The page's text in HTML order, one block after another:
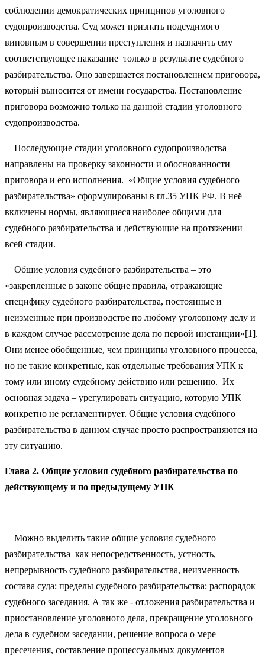
соблюдении демократических принципов уголовного
судопроизводства. Суд может признать подсудимого
виновным в совершении преступления и назначить ему
соответствующее наказание только в результате судебного
разбирательства. Оно завершается постановлением приговора,
который выносится от имени государства. Постановление
приговора возможно только на данной стадии уголовного
судопроизводства.
Последующие стадии уголовного судопроизводства
направлены на проверку законности и обоснованности
приговора и его исполнения. «Общие условия судебного
разбирательства» сформулированы в гл.35 УПК РФ. В неё
включены нормы, являющиеся наиболее общими для
судебного разбирательства и действующие на протяжении
всей стадии.
Общие условия судебного разбирательства – это
«закрепленные в законе общие правила, отражающие
специфику судебного разбирательства, постоянные и
неизменные при производстве по любому уголовному делу и
в каждом случае рассмотрение дела по первой инстанции»[1].
Они менее обобщенные, чем принципы уголовного процесса,
но не такие конкретные, как отдельные требования УПК к
тому или иному судебному действию или решению. Их
основная задача – урегулировать ситуацию, которую УПК
конкретно не регламентирует. Общие условия судебного
разбирательства в данном случае просто распространяются на
эту ситуацию.
Глава 2. Общие условия судебного разбирательства по
действующему и по предыдущему УПК
Можно выделить такие общие условия судебного
разбирательства как непосредственность, устность,
непрерывность судебного разбирательства, неизменность
состава суда; пределы судебного разбирательства; распорядок
судебного заседания. А так же - отложения разбирательства и
приостановление уголовного дела, прекращение уголовного
дела в судебном заседании, решение вопроса о мере
пресечения, составление процессуальных документов